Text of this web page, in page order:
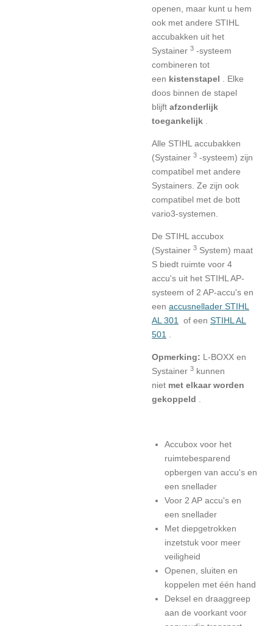
openen, maar kunt u hem
ook met andere STIHL
accubakken uit het
Systainer 3 -systeem
combineren tot
een kistenstapel
Elke
doos binnen de stapel
blijft afzonderlijk
toegankelijk
Alle STIHL accubakken
(Systainer 3 -systeem) zijn
compatibel met andere
Systainers. Ze zijn ook
compatibel met de bott
vario3-systemen.
De STIHL accubox
(Systainer 3 System) maat
S biedt ruimte voor 4
accu's uit het STIHL AP-
systeem of 2 AP-accu's en
een accusnellader STIHL
AL 301
of een STIHL AL
501
Opmerking: L-BOXX en
Systainer 3 kunnen
niet met elkaar worden
gekoppeld
Accubox voor het
ruimtebesparend
opbergen van accu's en
een snellader
Voor 2 AP accu's en
een snellader
Met diepgetrokken
inzetstuk voor meer
veiligheid
Openen, sluiten en
koppelen met één hand
Deksel en draaggreep
aan de voorkant voor